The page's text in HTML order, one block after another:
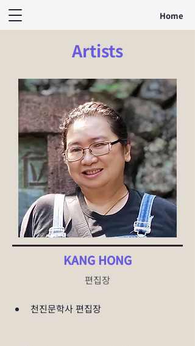
Home
Artists
KANG HONG
편집장
천진문학사 편집장